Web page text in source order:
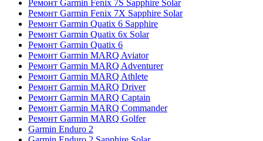
Ремонт Garmin Fenix 7S Sapphire Solar
Ремонт Garmin Fenix 7X Sapphire Solar
Ремонт Garmin Quatix 6 Sapphire
Ремонт Garmin Quatix 6x Solar
Ремонт Garmin Quatix 6
Ремонт Garmin MARQ Aviator
Ремонт Garmin MARQ Adventurer
Ремонт Garmin MARQ Athlete
Ремонт Garmin MARQ Driver
Ремонт Garmin MARQ Captain
Ремонт Garmin MARQ Commander
Ремонт Garmin MARQ Golfer
Garmin Enduro 2